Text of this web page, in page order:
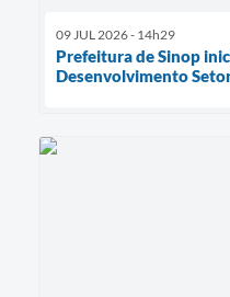
09 JUL 2026 - 14h29
Prefeitura de Sinop
Desenvolvimento